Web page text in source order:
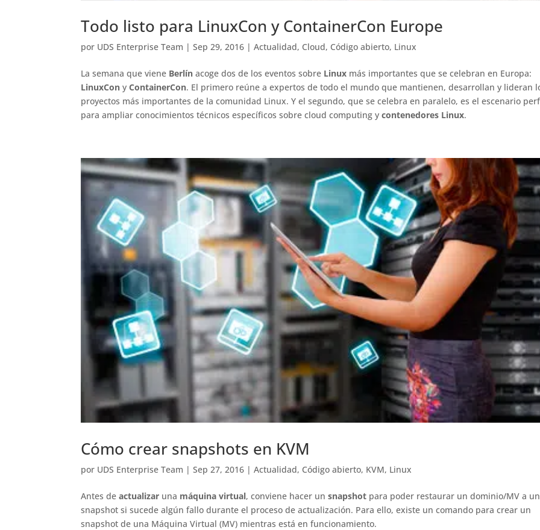
Todo listo para LinuxCon y ContainerCon Europe
por UDS Enterprise Team |Sep 29, 2016 |Actualidad, Cloud, Código abierto, Linux
La semana que viene Berlín acoge dos de los eventos sobre Linux más importantes que se celebran en Europa:
LinuxCon yContainerCon. El primero reúne a expertos de todo el mundo que mantienen, desarrollan y lideran
proyectos más importantes de la comunidad Linux. Y el segundo, que se celebra en paralelo, es el escenario
para ampliar conocimientos técnicos específicos sobre cloud computing ycontenedores Linux.
Cómo crear snapshots en KVM
por UDS Enterprise Team |Sep 27, 2016 |Actualidad, Código abierto, KVM, Linux
Antes deactualizar una máquina virtual, conviene hacer unsnapshot para poder restaurar un dominio/MV a un
snapshot si sucede algún fallo durante el proceso de actualización. Para ello, existe un comando para crear un
snapshot de una Máquina Virtual (MV) mientras está en funcionamiento.